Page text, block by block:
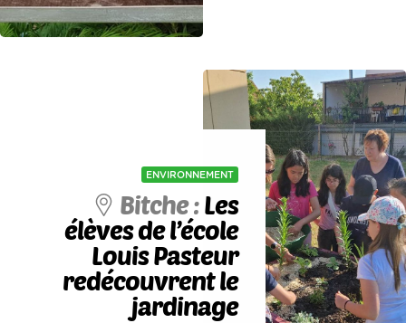
ENVIRONNEMENT
Bitche :Les
élèves de l’école
Louis Pasteur
redécouvrent le
jardinage